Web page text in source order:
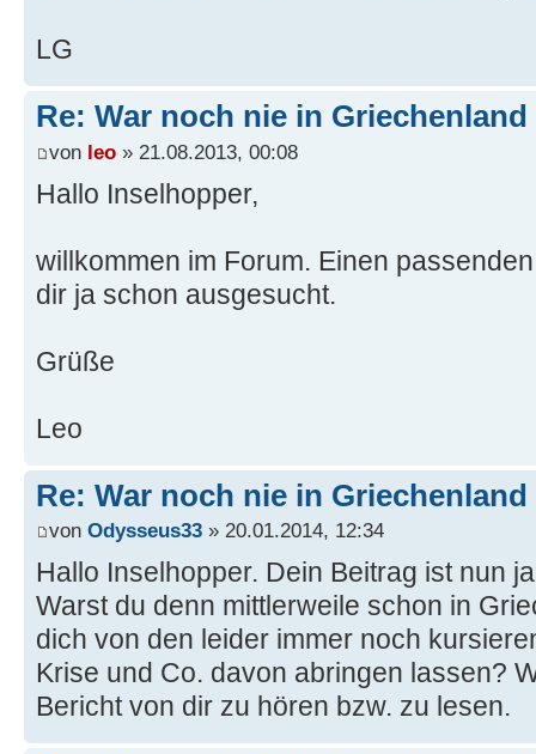
LG
Re: War noch nie in Griechenland
von leo » 21.08.2013, 00:08
Hallo Inselhopper,
willkommen im Forum. Einen
dir ja schon ausgesucht.
Grüße
Leo
Re: War noch nie in Griechenland
von Odysseus33 » 20.01.2014, 12:34
Hallo Inselhopper. Dein Beitrag ist nun
Warst du denn mittlerweile schon in
dich von den leider immer noch
Krise und Co. davon abringen lassen?
Bericht von dir zu hören bzw. zu lesen.